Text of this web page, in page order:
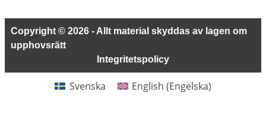
Copyright © 2026 - Allt material skyddas av lagen om
upphovsrätt
Integritetspolicy
Svenska English (Engelska)